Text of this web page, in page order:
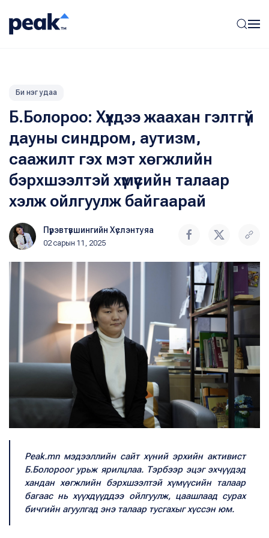
Би нэг удаа
Б.Болороо: Хүүхдээ жаахан гэлтгүй
дауны синдром, аутизм,
саажилт гэх мэт хөгжлийн
бэрхшээлтэй хүмүүсийн талаар
хэлж ойлгуулж байгаарай
Пүрэвтүвшингийн Хүслэнтуяа
02 сарын 11, 2025
Peak.mn мэдээллийн сайт хүний эрхийн активист
Б.Болороог урьж ярилцлаа. Тэрбээр эцэг эхчүүдэд
хандан хөгжлийн бэрхшээлтэй хүмүүсийн талаар
багаас нь хүүхдүүддээ ойлгуулж, цаашлаад сурах
бичгийн агуулгад энэ талаар тусгахыг хүссэн юм.